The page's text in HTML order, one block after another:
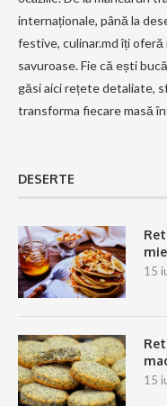
internaționale, până la
festive, culinar.md îți
savuroase. Fie că ești
găsi aici rețete detaliate,
transforma fiecare masă
DESERTE
15
15